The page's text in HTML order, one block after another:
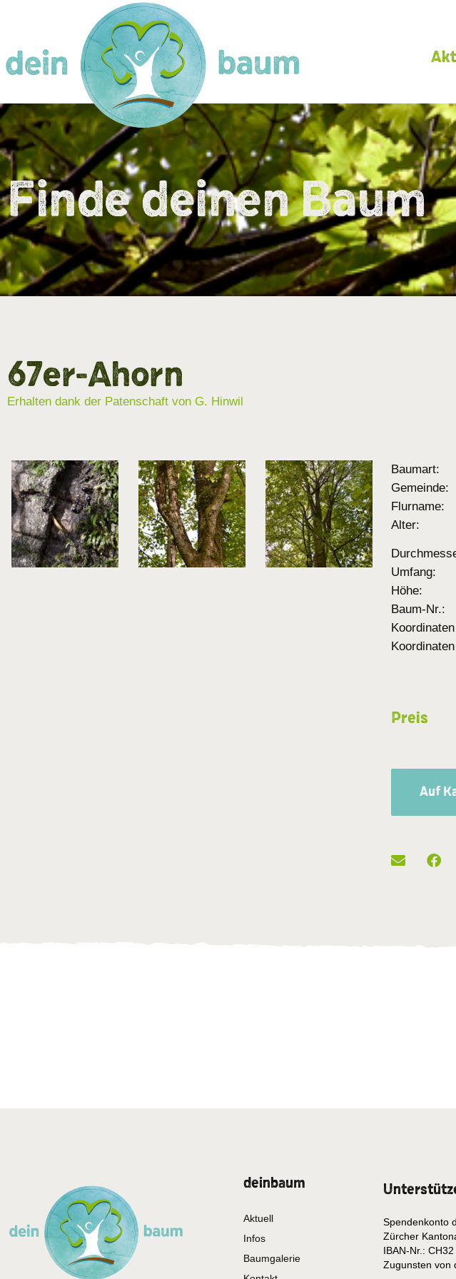
Finde deinen Baum
67er-Ahorn
Erhalten dank der Patenschaft von G. Hinwil
Baumart:
Gemeinde:
Flurname:
Alter:
Umfang:
Höhe:
Baum-Nr.:
Preis
Auf
deinbaum
Aktuell
Infos
Baumgalerie
Spendenkonto
Zürcher
IBAN-Nr.:
Zugunsten von